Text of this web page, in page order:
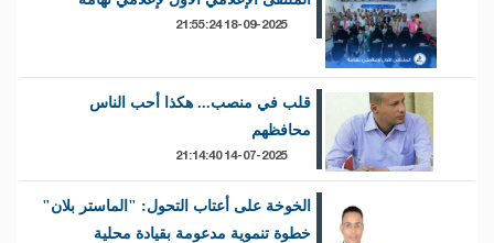
قلب في منصب... هكذا أحب الناس
محافظهم
الخوخة على أعتاب التحول: "الماستر بلان"
خطوة تنموية مدعومة بقيادة محلية